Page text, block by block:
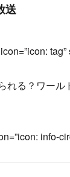
送
tag”
れる？ワール
info-